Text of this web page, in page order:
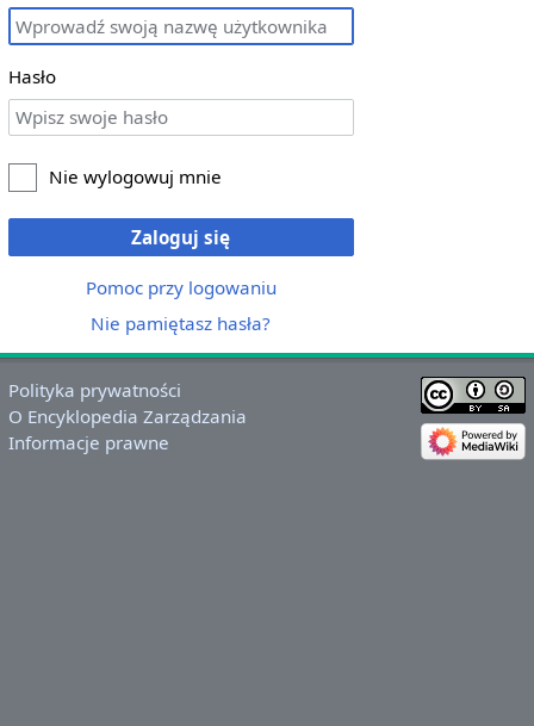
Hasło
Nie wylogowuj mnie
Zaloguj się
Pomoc przy logowaniu
Nie pamiętasz hasła?
Polityka prywatności
O Encyklopedia Zarządzania
Informacje prawne